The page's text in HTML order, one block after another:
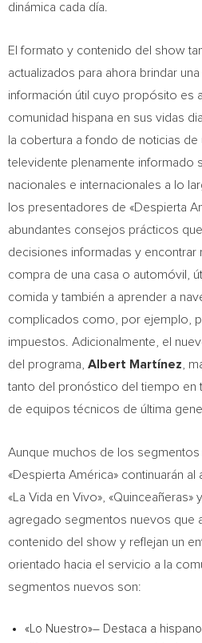
dinámica cada día.
El formato y contenido del show
actualizados para ahora brindar
información útil cuyo propósito es
comunidad hispana en sus vidas
la cobertura a fondo de noticias de
televidente plenamente informado
nacionales e internacionales a lo
los presentadores de «Despierta
abundantes consejos prácticos
decisiones informadas y encontrar
compra de una casa o automóvil,
comida y también a aprender a
complicados como, por ejemplo,
impuestos. Adicionalmente, el
del programa, Albert Martínez ,
tanto del pronóstico del tiempo en
de equipos técnicos de última
Aunque muchos de los
«Despierta América» continuarán
«La Vida en Vivo», «Quinceañeras»
agregado segmentos nuevos que
contenido del show y reflejan un
orientado hacia el servicio a la
segmentos nuevos son:
«Lo Nuestro»– Destaca a